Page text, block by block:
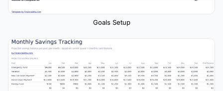
Goals Setup